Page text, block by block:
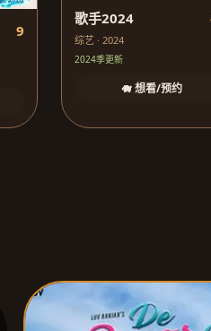
9
歌手2024
综艺 · 2024
2024季更新
🐗 想看/预约